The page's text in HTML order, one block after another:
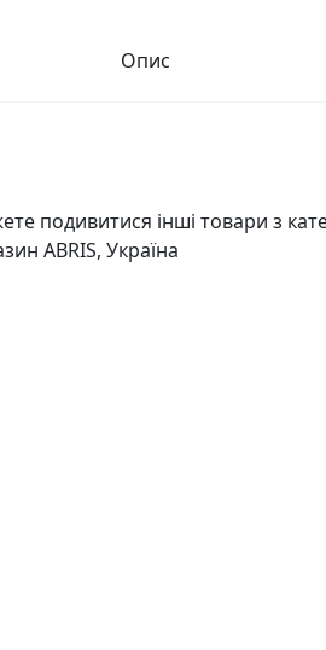
Опис
подивитися інші товари з
ABRIS, Україна